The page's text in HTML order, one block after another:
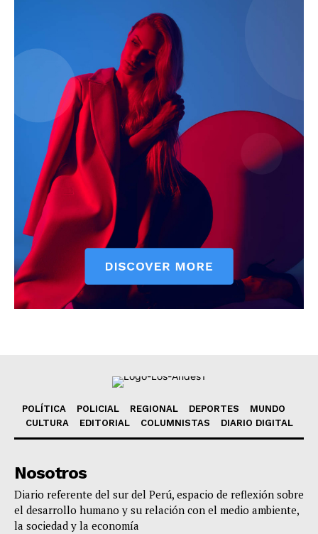
POLÍTICA POLICIAL REGIONAL DEPORTES
MUNDO
CULTURA
EDITORIAL COLUMNISTAS DIARIO DIGITAL
Nosotros
Diario referente del sur del Perú, espacio de reflexión sobre
el desarrollo humano y su relación con el medio ambiente,
la sociedad y la economía